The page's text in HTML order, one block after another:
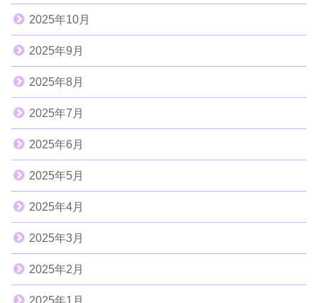
2025年10月
2025年9月
2025年8月
2025年7月
2025年6月
2025年5月
2025年4月
2025年3月
2025年2月